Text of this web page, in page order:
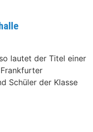
lautet der Titel einer
Schüler der Klasse